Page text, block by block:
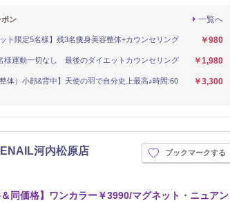
一覧へ
ン
ト限定5名様】残3名痩身美容整体+カウンセリング ￥980
様運動一切なし 最後のダイエットカウンセリング ￥1,980
体）小顔&背中】天使の羽で自分史上最高♪時間:60
￥3,300
河内松原店 ブックマークする
同価格】ワンカラー￥3990/マグネット・ニュアン